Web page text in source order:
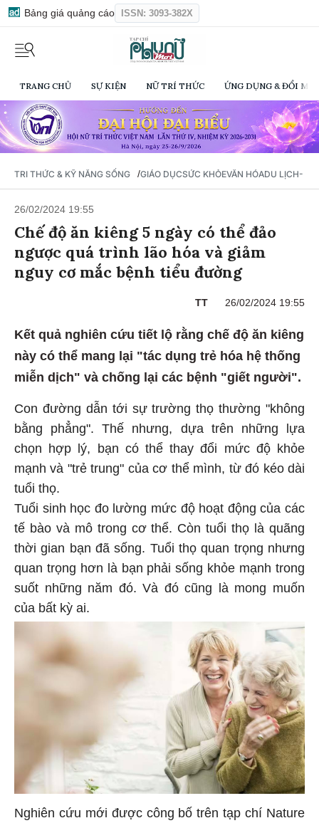
Bảng giá quảng cáo ISSN: 3093-382X
TRANG CHỦ SỰ KIỆN NỮ TRÍ THỨC ỨNG DỤNG & ĐỔI
TRI THỨC & KỸ NĂNG SỐNG /GIÁO DỤCSỨC KHỎEVĂN HÓADU LỊCH-
26/02/2024 19:55
Chế độ ăn kiêng 5 ngày có thể đảo
ngược quá trình lão hóa và giảm
nguy cơ mắc bệnh tiểu đường
TT 26/02/2024 19:55
Kết quả nghiên cứu tiết lộ rằng chế độ ăn kiêng
này có thể mang lại "tác dụng trẻ hóa hệ thống
miễn dịch" và chống lại các bệnh "giết người".
Con đường dẫn tới sự trường thọ thường "không
bằng phẳng". Thế nhưng, dựa trên những lựa
chọn hợp lý, bạn có thể thay đổi mức độ khỏe
mạnh và "trẻ trung" của cơ thể mình, từ đó kéo dài
tuổi thọ.
Tuổi sinh học đo lường mức độ hoạt động của các
tế bào và mô trong cơ thể. Còn tuổi thọ là quãng
thời gian bạn đã sống. Tuổi thọ quan trọng nhưng
quan trọng hơn là bạn phải sống khỏe mạnh trong
suốt những năm đó. Và đó cũng là mong muốn
của bất kỳ ai.
Nghiên cứu mới được công bố trên tạp chí Nature